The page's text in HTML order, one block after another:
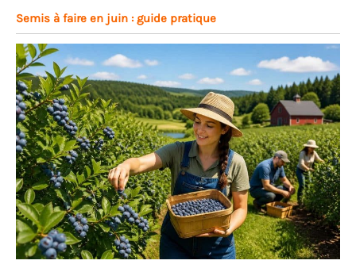
Semis à faire en juin : guide pratique